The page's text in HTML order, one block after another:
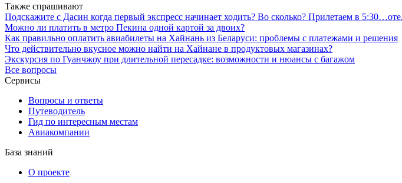
Также спрашивают
Подскажите с Дасин когда первый экспресс начинает ходить? Во сколько? Прилетаем в
Можно ли платить в метро Пекина одной картой за двоих?
Как правильно оплатить авиабилеты на Хайнань из Беларуси: проблемы с платежами и решения
Что действительно вкусное можно найти на Хайнане в продуктовых магазинах?
Экскурсия по Гуанчжоу при длительной пересадке: возможности и нюансы с багажом
Все вопросы
Сервисы
Вопросы и ответы
Путеводитель
Гид по интересным местам
Авиакомпании
База знаний
О проекте